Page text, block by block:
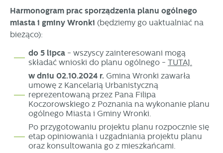
Harmonogram prac sporządzenia planu ogólnego
miasta i gminy Wronki (będziemy go uaktualniać na
bieżąco):
do 5 lipca - wszyscy zainteresowani mogą
składać wnioski do planu ogólnego - TUTAJ.
w dniu 02.10.2024 r. Gmina Wronki zawarła
umowę z Kancelarią Urbanistyczną
reprezentowaną przez Pana Filipa
Koczorowskiego z Poznania na wykonanie planu
ogólnego Miasta i Gminy Wronki.
Po przygotowaniu projektu planu rozpocznie się
etap opiniowania i uzgadniania projektu planu
oraz konsultowania go z mieszkańcami.